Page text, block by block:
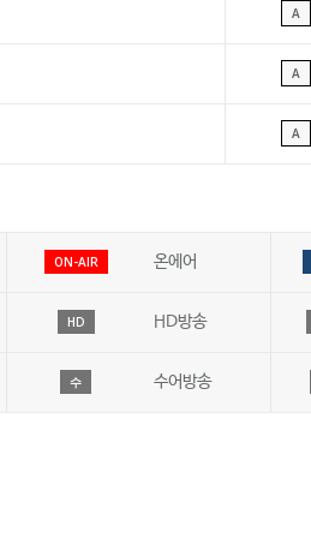
A
A
A
ON-AIR 온에어
HD HD방송
수 수어방송